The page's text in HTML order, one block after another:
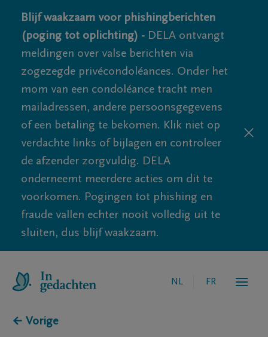
Blijf waakzaam voor phishingberichten
(poging tot oplichting) - DELA ontvangt
meldingen over valse berichten via
zogezegde privécondoléances. Onder het
mom van een condoléance tracht men
mailadressen, andere persoonsgegevens
of een betaling te bekomen. Klik niet op
verdachte links of bijlagen en controleer
de afzender zorgvuldig. DELA
onderneemt meerdere acties om dit te
voorkomen. Pogingen tot phishing en
fraude vallen echter nooit volledig uit te
sluiten, dus blijf waakzaam.
NL FR
← Vorige